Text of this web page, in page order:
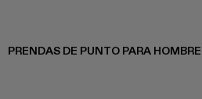
PRENDAS DE PUNTO PARA HOMBRE